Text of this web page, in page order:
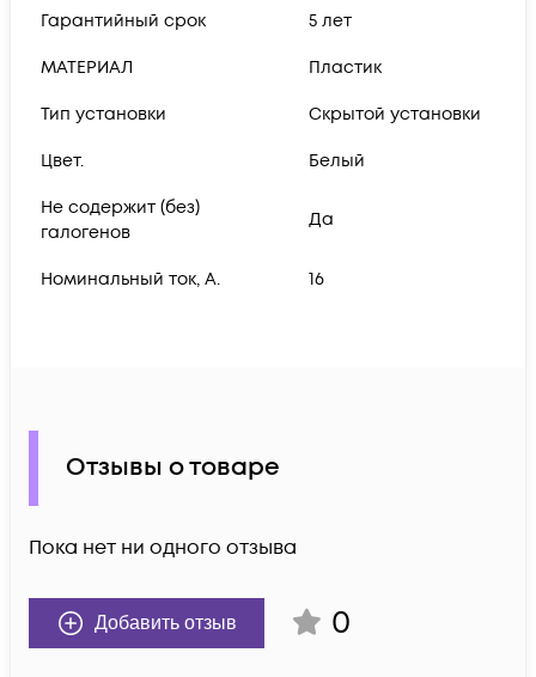
Гарантийный срок 5 лет
МАТЕРИАЛ Пластик
Тип установки Скрытой установки
Цвет. Белый
Не содержит (без)
галогенов
Да
Номинальный ток, А. 16
Отзывы о товаре
Пока нет ни одного отзыва
Добавить отзыв 0